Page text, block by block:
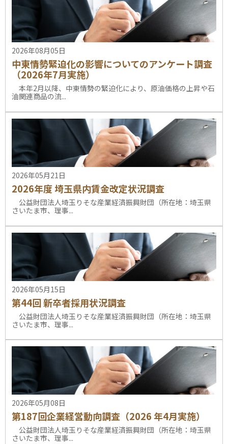
2026年08月05日
中東情勢緊迫化の影響についてのアンケート調査
（2026年7月実施）
本年2月以降、中東情勢の緊迫化により、原油価格の上昇や石
油関連商品の流...
2026年05月21日
2026年度 埼玉県内賃金改定状況調査
公益財団法人埼玉りそな産業経済振興財団（所在地：埼玉県
さいたま市、理事...
2026年05月15日
第44回 新卒者採用状況調査
公益財団法人埼玉りそな産業経済振興財団（所在地：埼玉県
さいたま市、理事...
2026年05月08日
第187回企業経営動向調査（2026 年4月実施）
公益財団法人埼玉りそな産業経済振興財団（所在地：埼玉県
さいたま市、理事...